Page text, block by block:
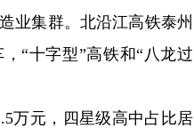
业集群。北沿江高铁泰州
“十字型”高铁和“八龙过
万元，四星级高中占比居